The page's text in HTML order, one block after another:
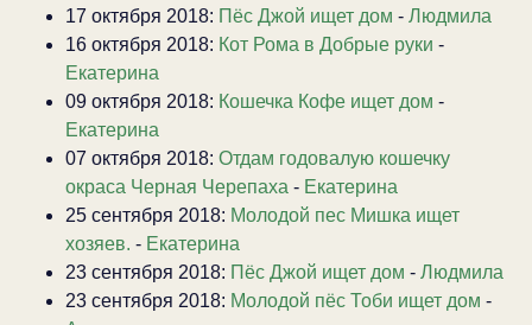
17 октября 2018: Пёс Джой ищет дом - Людмила
16 октября 2018: Кот Рома в Добрые руки -
Екатерина
09 октября 2018: Кошечка Кофе ищет дом -
Екатерина
07 октября 2018: Отдам годовалую кошечку
окраса Черная Черепаха - Екатерина
25 сентября 2018: Молодой пес Мишка ищет
хозяев. - Екатерина
23 сентября 2018: Пёс Джой ищет дом - Людмила
23 сентября 2018: Молодой пёс Тоби ищет дом -